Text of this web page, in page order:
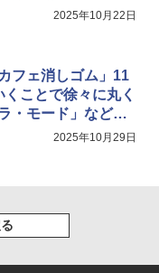
2025年10月22日
フェ消しゴム」11
ことで徐々に丸く
・モード」などの
2025年10月29日